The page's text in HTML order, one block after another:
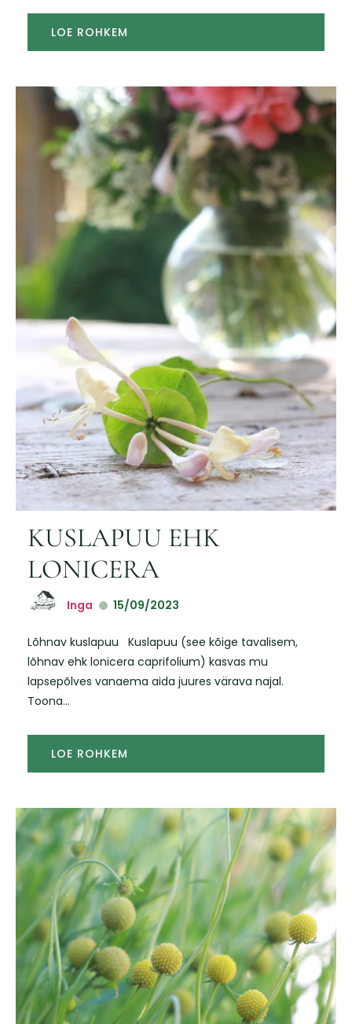
LOE ROHKEM
KUSLAPUU EHK
LONICERA
Inga 15/09/2023
Lõhnav kuslapuu Kuslapuu (see kõige tavalisem,
lõhnav ehk lonicera caprifolium) kasvas mu
lapsepõlves vanaema aida juures värava najal.
Toona...
LOE ROHKEM